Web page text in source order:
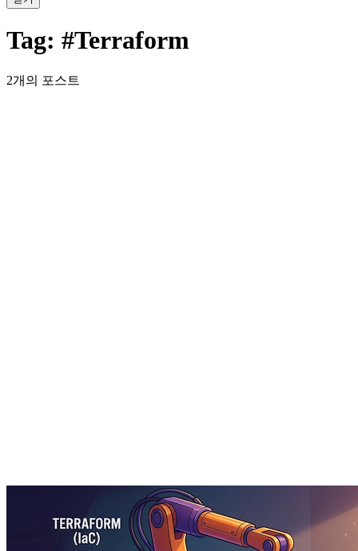
Tag: #Terraform
2개의 포스트